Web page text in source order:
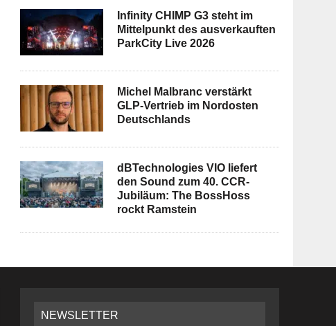
Infinity CHIMP G3 steht im
Mittelpunkt des ausverkauften
ParkCity Live 2026
Michel Malbranc verstärkt
GLP-Vertrieb im Nordosten
Deutschlands
dBTechnologies VIO liefert
den Sound zum 40. CCR-
Jubiläum: The BossHoss
rockt Ramstein
NEWSLETTER